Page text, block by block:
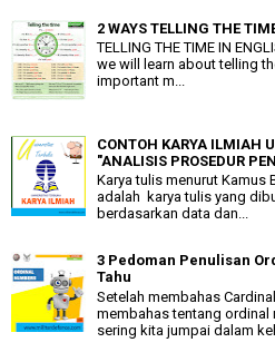
2 WAYS TELLING THE
TELLING THE TIME IN
we will learn about telling
important m...
CONTOH KARYA ILMIAH
"ANALISIS PROSEDUR
Karya tulis menurut Kamus
adalah karya tulis yang
berdasarkan data dan...
3 Pedoman Penulisan
Tahu
Setelah membahas
membahas tentang ordinal
sering kita jumpai dalam